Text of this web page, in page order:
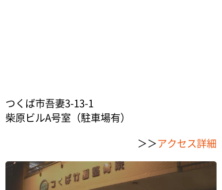
つくば市吾妻3-13-1
柴原ビルA号室（駐車場有）
＞＞アクセス詳細